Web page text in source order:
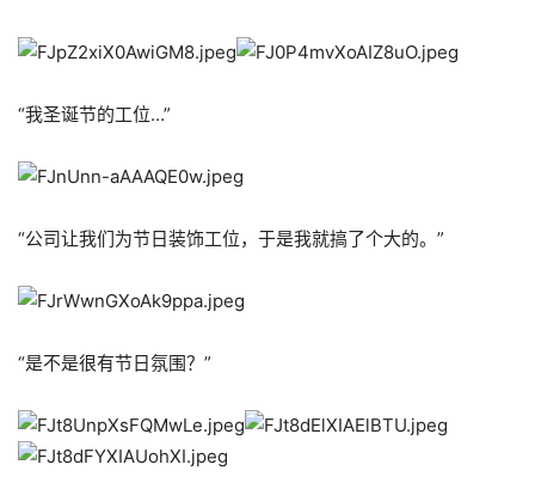
“我圣诞节的工位…”
“公司让我们为节日装饰工位，于是我就搞了个大的。”
“是不是很有节日氛围？”